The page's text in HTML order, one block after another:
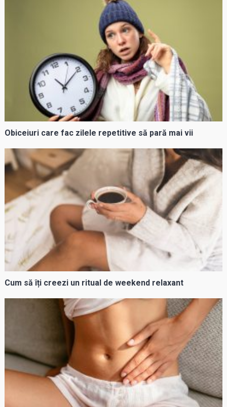
Obiceiuri care fac zilele repetitive să pară mai vii
Cum să îți creezi un ritual de weekend relaxant